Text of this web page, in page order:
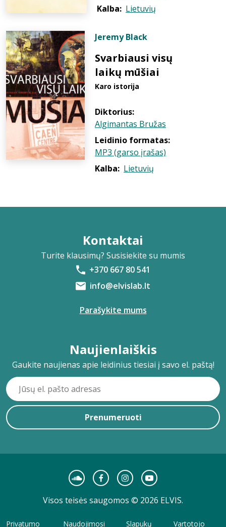
Kalba: Lietuvių
Jeremy Black
Svarbiausi visų
laikų mūšiai
Karo istorija
Diktorius:
Algimantas Bružas
Leidinio formatas:
MP3 (garso įrašas)
Kalba: Lietuvių
Kontaktai
Turite klausimų? Susisiekite su mumis
+370 667 80 541
info@elvislab.lt
Parašykite mums
Naujienlaiškis
Gaukite naujienas apie leidinius tiesiai į savo el. paštą!
Prenumeruoti
Visos teisės saugomos © 2026 ELVIS.
Privatumo Naudojimosi Slapukų Vartotojo